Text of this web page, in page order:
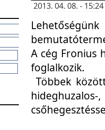
2013. 04. 08. -
A cég Fronius
foglalkozik.
Többek